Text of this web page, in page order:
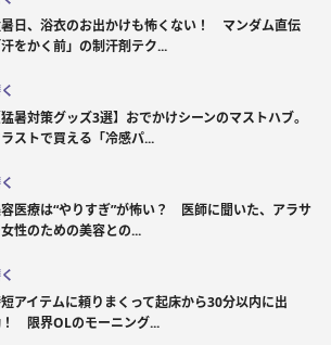
日、浴衣のお出かけも怖くない！ マンダム直伝
汗をかく前」の制汗剤テク...
猛暑対策グッズ3選】おでかけシーンのマストハブ。
ラストで買える「冷感パ...
医療は“やりすぎ”が怖い？ 医師に聞いた、アラサ
性のための美容との...
アイテムに頼りまくって起床から30分以内に出
限界OLのモーニング...